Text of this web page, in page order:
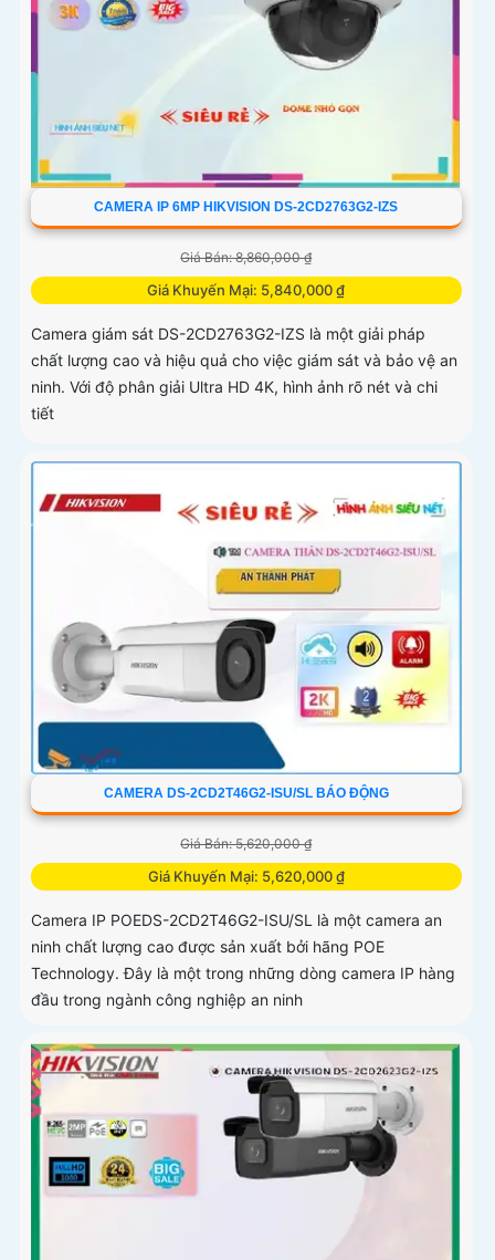
CAMERA IP 6MP HIKVISION DS-2CD2763G2-IZS
Giá Bán: 8,860,000 ₫
Giá Khuyến Mại: 5,840,000 ₫
Camera giám sát DS-2CD2763G2-IZS là một giải pháp
chất lượng cao và hiệu quả cho việc giám sát và bảo vệ an
ninh. Với độ phân giải Ultra HD 4K, hình ảnh rõ nét và chi
tiết
CAMERA DS-2CD2T46G2-ISU/SL BÁO ĐỘNG
Giá Bán: 5,620,000 ₫
Giá Khuyến Mại: 5,620,000 ₫
Camera IP POEDS-2CD2T46G2-ISU/SL là một camera an
ninh chất lượng cao được sản xuất bởi hãng POE
Technology. Đây là một trong những dòng camera IP hàng
đầu trong ngành công nghiệp an ninh